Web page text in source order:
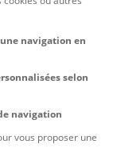
navigation en
selon
navigation
vous proposer une